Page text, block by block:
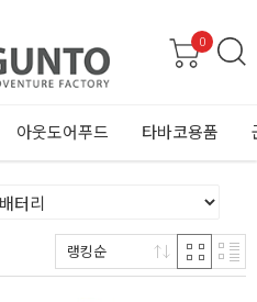
0
아웃도어푸드 타바코용품
랭킹순